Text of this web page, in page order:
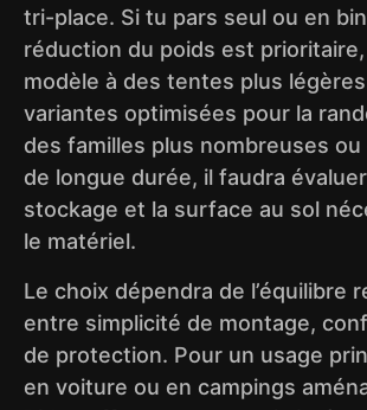
tri-place. Si tu pars seul ou en
réduction du poids est
modèle à des tentes plus
variantes optimisées pour la
des familles plus nombreuses
de longue durée, il faudra évaluer
stockage et la surface au sol
le matériel.
Le choix dépendra de l’équilibre
entre simplicité de montage,
de protection. Pour un usage
en voiture ou en campings